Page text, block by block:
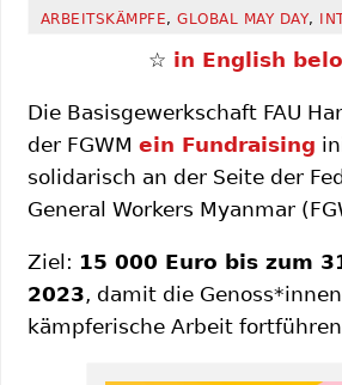
ARBEITSKÄMPFE,GLOBAL MAY DAY,
☆ in English
Die Basisgewerkschaft FAU
der FGWM ein Fundraising
solidarisch an der Seite der
General Workers Myanmar
Ziel: 15 000 Euro bis zum
2023, damit die
kämpferische Arbeit